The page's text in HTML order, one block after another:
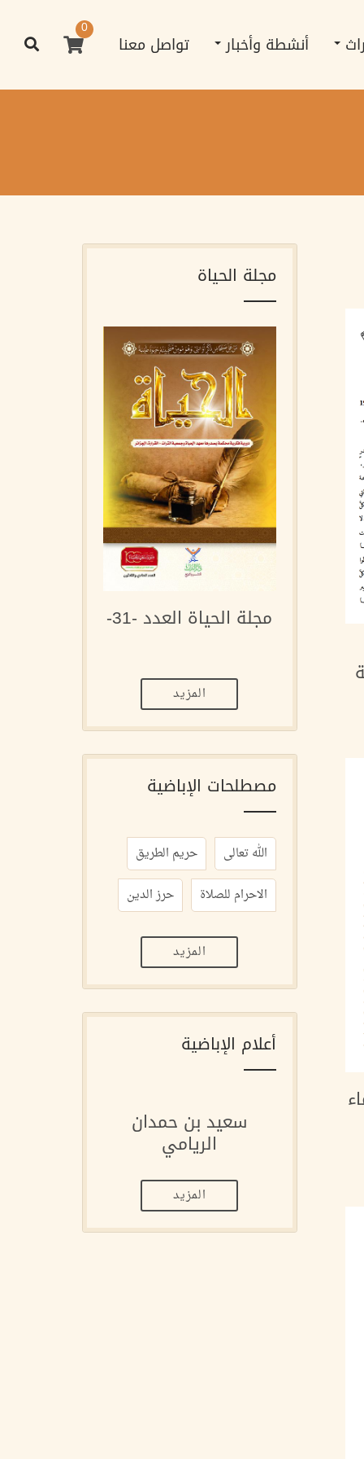
أنشطة وأخبار تواصل معنا
0
مجلة الحياة
مجلة الحياة العدد -31-
المزيد
مصطلحات الإباضية
الله تعالى
حريم الطريق
الاحرام للصلاة
حرز الدين
المزيد
أعلام الإباضية
سعيد بن حمدان
الريامي
المزيد